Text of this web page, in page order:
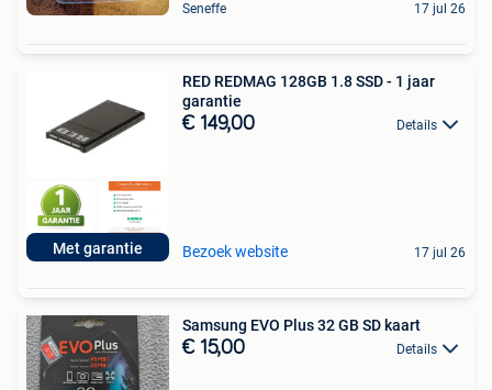
Seneffe 17 jul 26
Met garantie
RED REDMAG 128GB 1.8 SSD - 1 jaar
garantie
€ 149,00 Details
Bezoek website 17 jul 26
Samsung EVO Plus 32 GB SD kaart
€ 15,00 Details